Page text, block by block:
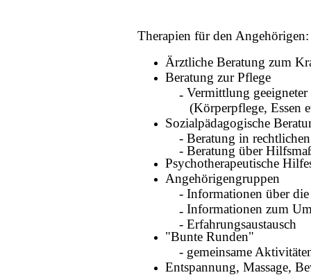
Therapien für den Angehörigen:
Ärztliche Beratung zum
Beratung zur Pflege
- Vermittlung
(Körperpflege, Essen
Sozialpädagogische
- Beratung in rechtlichen
- Beratung über
Psychotherapeutische
Angehörigengruppen
- Informationen über
- Informationen zum
- Erfahrungsaustausch
"Bunte Runden"
- gemeinsame
Entspannung, Massage,